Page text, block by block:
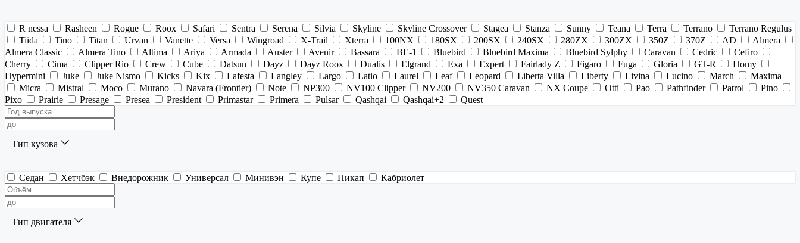
R nessa Rasheen Rogue Roox Safari Sentra Serena Silvia Skyline Skyline Crossover Stagea Stanza Sunny Teana Terra Terrano
Terrano Regulus
Tiida
Tino Titan Urvan Vanette Versa Wingroad X-Trail Xterra 100NX 180SX 200SX 240SX 280ZX 300ZX 350Z 370Z AD
Almera
Almera Classic
Almera Tino Altima Ariya Armada Auster Avenir Bassara BE-1 Bluebird Bluebird Maxima Bluebird Sylphy Caravan Cedric
Cefiro
Cherry
Cima Clipper Rio Crew Cube Datsun Dayz Dayz Roox Dualis Elgrand Exa Expert Fairlady Z Figaro Fuga Gloria GT-R
Homy
Hypermini
Juke Juke Nismo Kicks Kix Lafesta Langley Largo Latio Laurel Leaf Leopard Liberta Villa Liberty Livina Lucino March
Maxima
Micra
Mistral Moco Murano Navara (Frontier) Note NP300 NV100 Clipper NV200 NV350 Caravan NX Coupe Otti Pao Pathfinder Patrol
Pino
Pixo
Prairie Presage Presea President Primastar Primera Pulsar Qashqai Qashqai+2 Quest
Тип кузова
Седан Хетчбэк Внедорожник Универсал Минивэн Купе Пикап Кабриолет
Тип двигателя